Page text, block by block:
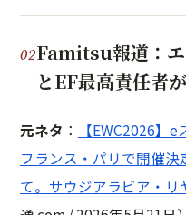
Famitsu報道：
とEF最高責任者
元ネタ ：
【EWC2026】
フランス・パリで開催
て。サウジアラビア・リ